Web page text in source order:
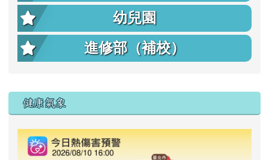
幼兒園
進修部（補校）
右邊區域內容
健康氣象